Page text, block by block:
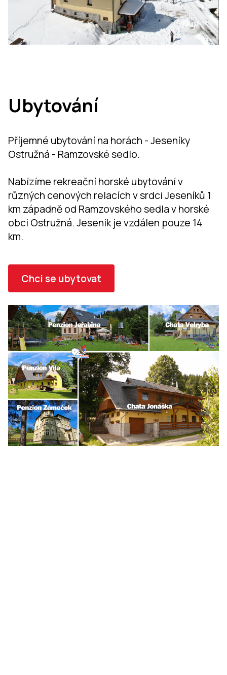
Ubytování
Příjemné ubytování na horách - Jeseníky
Ostružná - Ramzovské sedlo.
Nabízíme rekreační horské ubytování v
různých cenových relacích v srdci Jeseníků 1
km západně od Ramzovského sedla v horské
obci Ostružná. Jeseník je vzdálen pouze 14
km.
Chci se ubytovat